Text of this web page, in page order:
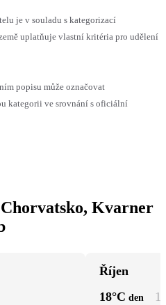
je v souladu s kategorizací
uplatňuje vlastní kritéria pro udělení
popisu může označovat
kategorii ve srovnání s oficiální
Kvarner
Říjen
18°C den